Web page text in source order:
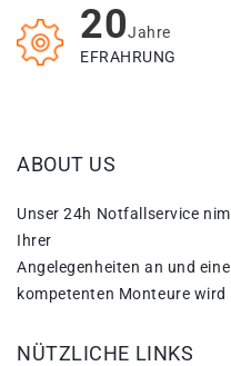
20Jahre
EFRAHRUNG
ABOUT US
Unser 24h Notfallservice
Ihrer
Angelegenheiten an und
kompetenten Monteure
NÜTZLICHE LINKS